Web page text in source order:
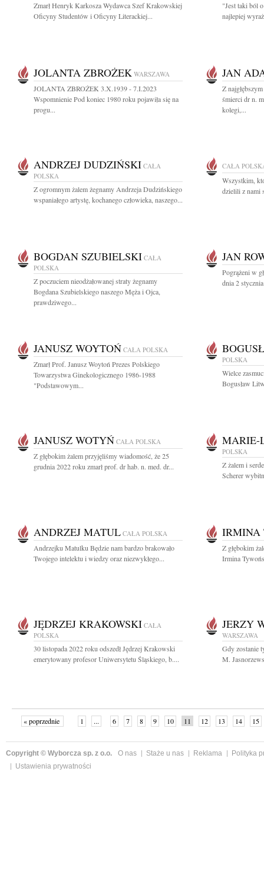
Zmarł Henryk Karkosza Wydawca Szef Krakowskiej
Oficyny Studentów i Oficyny Literackiej...
"Jest taki ból
najlepiej
JOLANTA ZBROŻEK WARSZAWA
JOLANTA ZBROŻEK 3.X.1939 - 7.I.2023
Wspomnienie Pod koniec 1980 roku pojawiła się na
progu...
JAN
Z
śmierci dr n.
kolegi,...
ANDRZEJ DUDZIŃSKI CAŁA
POLSKA
Z ogromnym żalem żegnamy Andrzeja Dudzińskiego
wspaniałego artystę, kochanego człowieka, naszego...
CAŁA
Wszystkim,
dzielili z nami
BOGDAN SZUBIELSKI CAŁA
POLSKA
Z poczuciem nieodżałowanej straty żegnamy
Bogdana Szubielskiego naszego Męża i Ojca,
prawdziwego...
JAN
Pogrążeni w
dnia 2
JANUSZ WOYTOŃ CAŁA POLSKA
Zmarł Prof. Janusz Woytoń Prezes Polskiego
Towarzystwa Ginekologicznego 1986-1988
"Podstawowym...
POLSKA
Wielce
Bogusław
JANUSZ WOTYŃ CAŁA POLSKA
Z głębokim żalem przyjęliśmy wiadomość, że 25
grudnia 2022 roku zmarł prof. dr hab. n. med. dr...
MARIE-
POLSKA
Z żalem i
Scherer
ANDRZEJ MATUL CAŁA POLSKA
Andrzejku Matulku Będzie nam bardzo brakowało
Twojego intelektu i wiedzy oraz niezwykłego...
IRMINA
Z głębokim
Irmina
JĘDRZEJ KRAKOWSKI CAŁA
POLSKA
30 listopada 2022 roku odszedł Jędrzej Krakowski
emerytowany profesor Uniwersytetu Śląskiego, b....
JERZY
WARSZAWA
Gdy zostanie
M.
« poprzednie 1 ... 6 7 8 9 10 11 12 13 14 15
Copyright © Wyborcza sp. z o.o. O nas Staże u nas Reklama
Polityka
Ustawienia prywatności